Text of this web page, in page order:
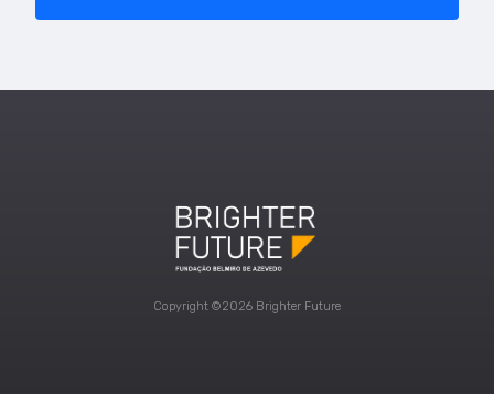
Copyright ©2026 Brighter Future